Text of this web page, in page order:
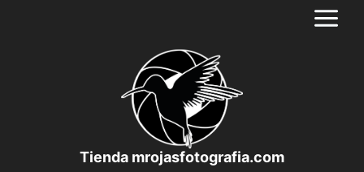
Tienda mrojasfotografia.com